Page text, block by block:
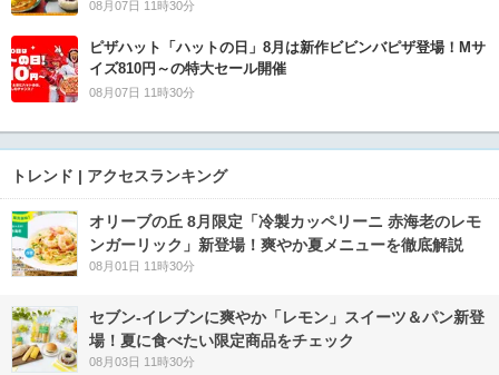
08月07日 11時30分
ピザハット「ハットの日」8月は新作ビビンバピザ登場！Mサ
イズ810円～の特大セール開催
08月07日 11時30分
トレンド | アクセスランキング
オリーブの丘 8月限定「冷製カッペリーニ 赤海老のレモ
ンガーリック」新登場！爽やか夏メニューを徹底解説
08月01日 11時30分
セブン‐イレブンに爽やか「レモン」スイーツ＆パン新登
場！夏に食べたい限定商品をチェック
08月03日 11時30分